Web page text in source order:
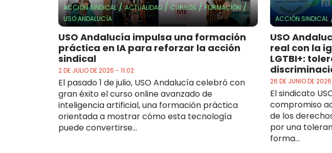
ACCIÓN SINDICAL/ACTUALIDAD/CURSOS/FORMACIÓN /
USO ANDALUCÍA
USO Andalucía impulsa una formación
práctica en IA para reforzar la acción
sindical
2 DE JULIO DE 2026 - 11:02
El pasado 1 de julio, USO Andalucía celebró con
gran éxito el curso online avanzado de
inteligencia artificial, una formación práctica
orientada a mostrar cómo esta tecnología
puede convertirse...
ACCIÓN SINDICAL
USO
real con la
LGTBI+:
26 DE JUNIO DE
El sindicato
compromiso
de los
por una
forma...